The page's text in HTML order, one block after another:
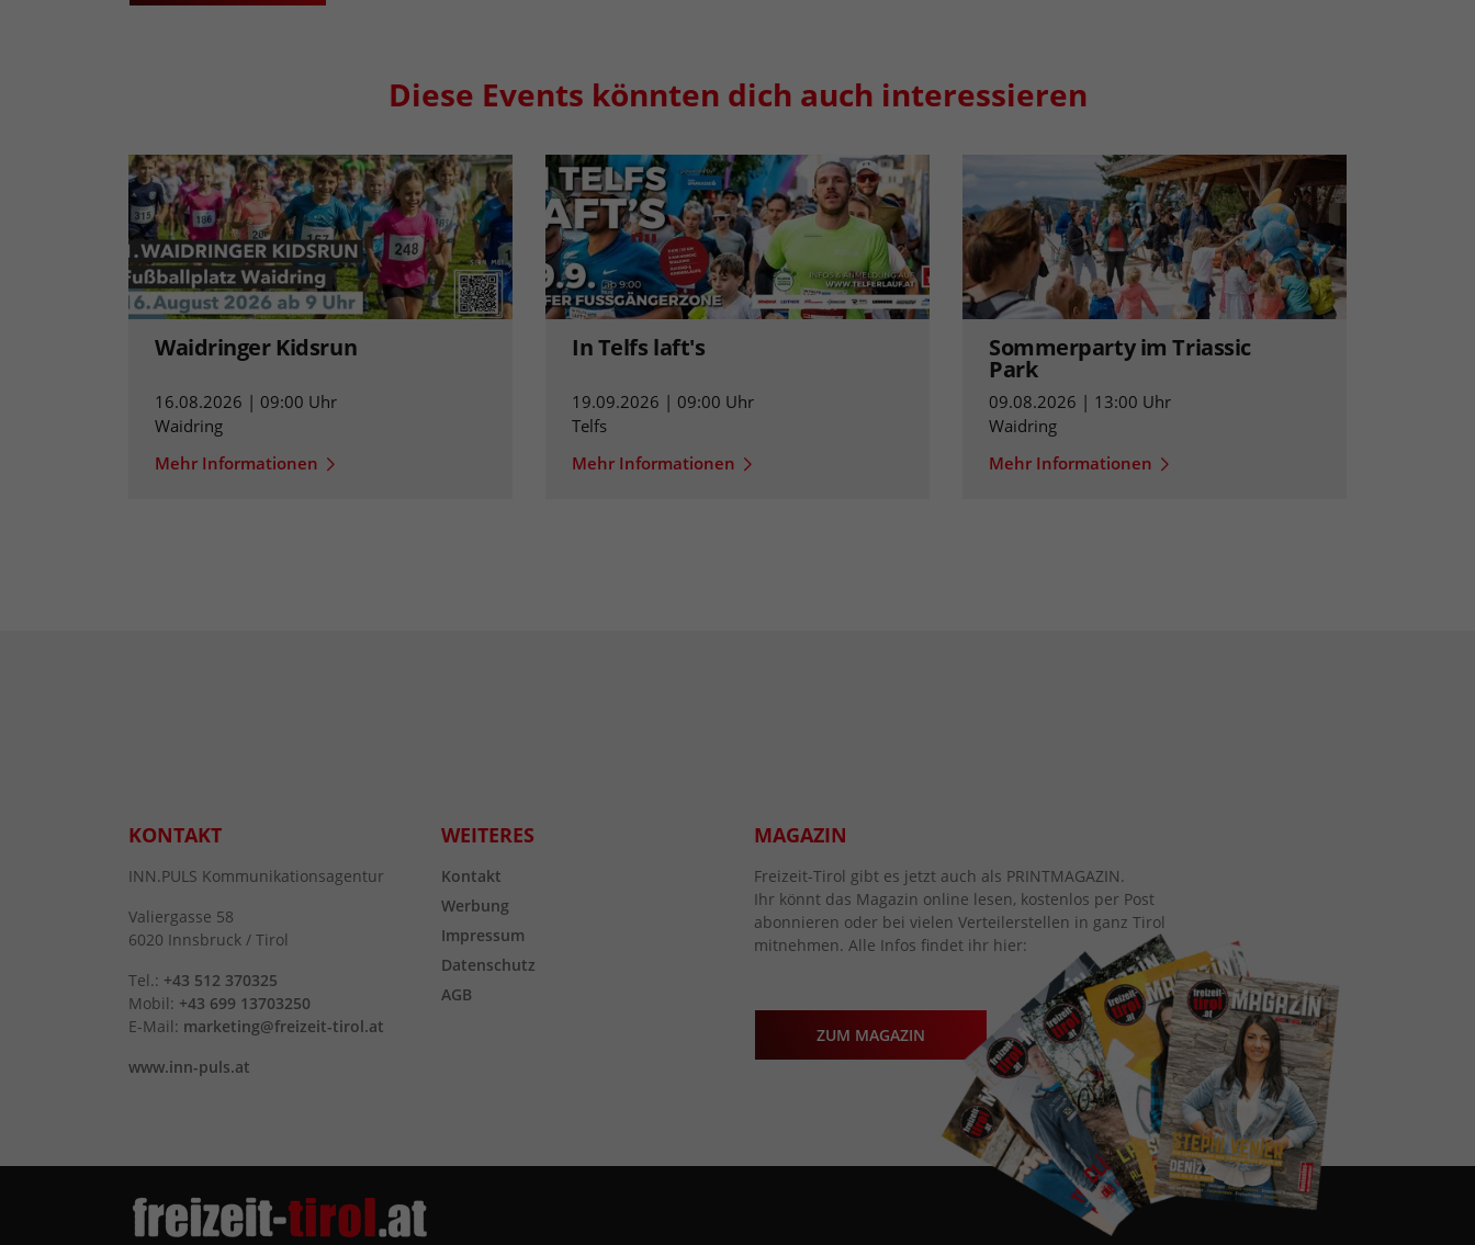
Diese Events könnten dich auch interessieren
Waidringer Kidsrun
16.08.2026 | 09:00 Uhr
Waidring
Mehr Informationen
In Telfs laft's
19.09.2026 | 09:00 Uhr
Telfs
Mehr Informationen
Sommerparty im Triassic
Park
09.08.2026 | 13:00 Uhr
Waidring
Mehr Informationen
KONTAKT
INN.PULS Kommunikationsagentur
Valiergasse 58
6020 Innsbruck / Tirol
Tel.: +43 512 370325
Mobil: +43 699 13703250
E-Mail: marketing@freizeit-tirol.at
www.inn-puls.at
WEITERES
Kontakt
Werbung
Impressum
Datenschutz
AGB
MAGAZIN
Freizeit-Tirol gibt es jetzt auch als PRINTMAGAZIN.
Ihr könnt das Magazin online lesen, kostenlos per Post
abonnieren oder bei vielen Verteilerstellen in ganz Tirol
mitnehmen. Alle Infos findet ihr hier:
ZUM MAGAZIN